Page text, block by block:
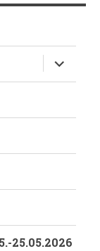
anzeigen
25.05.2026